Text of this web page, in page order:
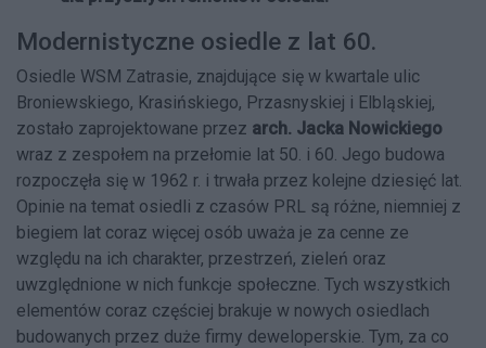
Modernistyczne osiedle z lat 60.
Osiedle WSM Zatrasie, znajdujące się w kwartale ulic
Broniewskiego, Krasińskiego, Przasnyskiej i Elbląskiej,
zostało zaprojektowane przez arch. Jacka Nowickiego
wraz z zespołem na przełomie lat 50. i 60. Jego budowa
rozpoczęła się w 1962 r. i trwała przez kolejne dziesięć lat.
Opinie na temat osiedli z czasów PRL są różne, niemniej z
biegiem lat coraz więcej osób uważa je za cenne ze
względu na ich charakter, przestrzeń, zieleń oraz
uwzględnione w nich funkcje społeczne. Tych wszystkich
elementów coraz częściej brakuje w nowych osiedlach
budowanych przez duże firmy deweloperskie. Tym, za co